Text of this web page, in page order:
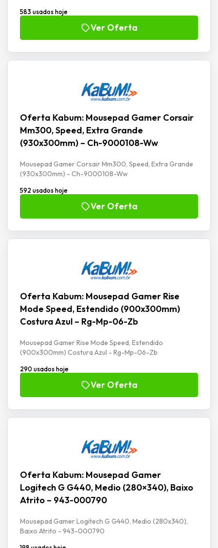
583 usados hoje
Ver Oferta
Oferta Kabum: Mousepad Gamer Corsair
Mm300, Speed, Extra Grande
(930x300mm) – Ch-9000108-Ww
Mousepad Gamer Corsair Mm300, Speed, Extra Grande
(930x300mm) - Ch-9000108-Ww
592 usados hoje
Ver Oferta
Oferta Kabum: Mousepad Gamer Rise
Mode Speed, Estendido (900x300mm)
Costura Azul – Rg-Mp-06-Zb
Mousepad Gamer Rise Mode Speed, Estendido
(900x300mm) Costura Azul - Rg-Mp-06-Zb
290 usados hoje
Ver Oferta
Oferta Kabum: Mousepad Gamer
Logitech G G440, Medio (280×340), Baixo
Atrito – 943-000790
Mousepad Gamer Logitech G G440, Medio (280x340),
Baixo Atrito - 943-000790